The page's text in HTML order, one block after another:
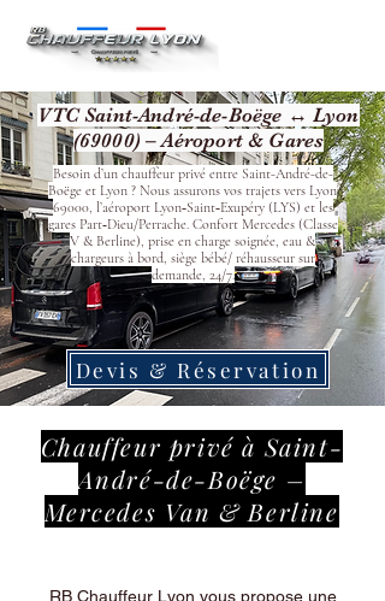
VTC Saint-André-de-Boëge ↔ Lyon
(69000) – Aéroport & Gares
Besoin d’un chauffeur privé entre Saint-André-de-
Boëge et Lyon ? Nous assurons vos trajets vers Lyon
69000, l’aéroport Lyon‑Saint‑Exupéry (LYS) et les
gares Part‑Dieu/Perrache. Confort Mercedes (Classe
V & Berline), prise en charge soignée, eau &
chargeurs à bord, siège bébé/ réhausseur sur
demande, 24/7.
Devis & Réservation
Chauffeur privé à Saint-
André-de-Boëge –
Mercedes Van & Berline
RB Chauffeur Lyon vous propose une